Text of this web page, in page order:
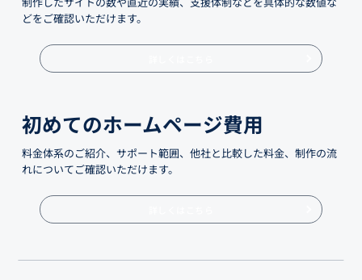
どをご確認いただけます。
初めてのホームページ費用
料金体系のご紹介、サポート範囲、他社と比較した料金、制作の流
れについてご確認いただけます。